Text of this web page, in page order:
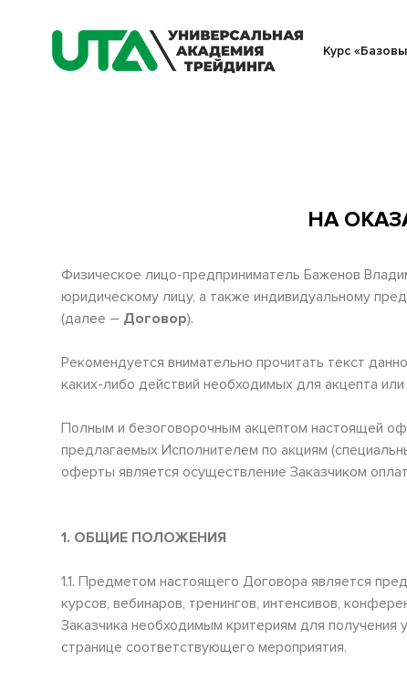
Курс
НА
Физическое лицо-предприниматель Баженов
юридическому лицу, а также индивидуальному
(далее – Договор).
Рекомендуется внимательно прочитать текст
каких-либо действий необходимых для акцепта
Полным и безоговорочным акцептом настоящей
предлагаемых Исполнителем по акциям
оферты является осуществление Заказчиком
1. ОБЩИЕ ПОЛОЖЕНИЯ
1.1. Предметом настоящего Договора является
курсов, вебинаров, тренингов, интенсивов,
Заказчика необходимым критериям для получения
странице соответствующего мероприятия.